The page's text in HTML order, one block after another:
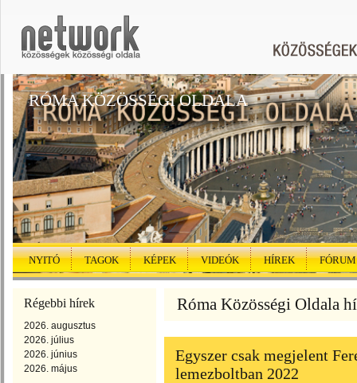
RÓMA KÖZÖSSÉGI OLDALA
NYITÓ TAGOK KÉPEK VIDEÓK HÍREK FÓRUM
Régebbi hírek
2026. augusztus
2026. július
2026. június
2026. május
Róma Közösségi Oldala
Egyszer csak megjelent
lemezboltban 2022